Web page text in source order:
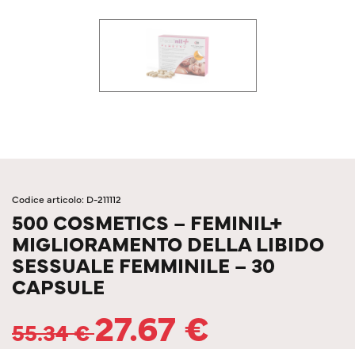
Codice articolo: D-211112
500 COSMETICS – FEMINIL+
MIGLIORAMENTO DELLA LIBIDO
SESSUALE FEMMINILE – 30
CAPSULE
55.34€27.67€